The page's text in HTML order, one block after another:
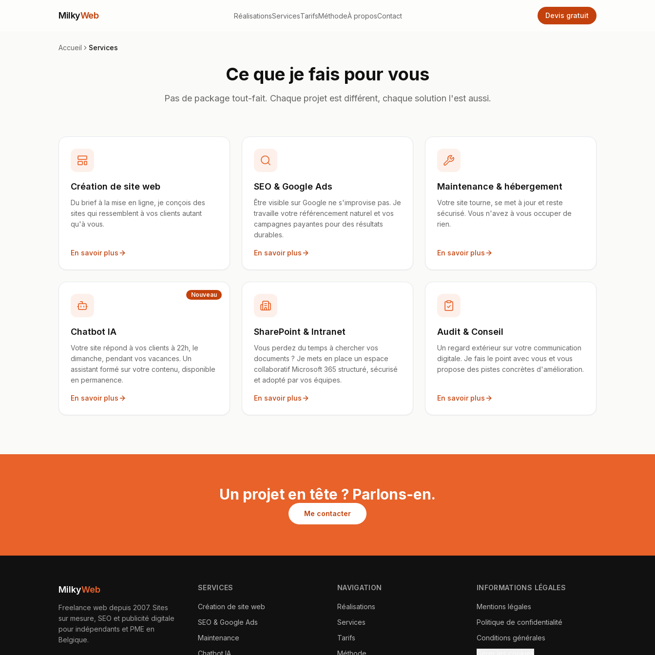
MilkyWeb RéalisationsServicesTarifsMéthodeÀ proposContact Devis gratuit
Accueil Services
Ce que je fais pour vous
Pas de package tout-fait. Chaque projet est différent, chaque solution l'est aussi.
Création de site web
Du brief à la mise en ligne, je conçois des
sites qui ressemblent à vos clients autant
qu'à vous.
En savoir plus
SEO & Google Ads
Être visible sur Google ne s'improvise pas. Je
travaille votre référencement naturel et vos
campagnes payantes pour des résultats
durables.
En savoir plus
Maintenance & hébergement
Votre site tourne, se met à jour et reste
sécurisé. Vous n'avez à vous occuper de
rien.
En savoir plus
Nouveau
Chatbot IA
Votre site répond à vos clients à 22h, le
dimanche, pendant vos vacances. Un
assistant formé sur votre contenu, disponible
en permanence.
En savoir plus
SharePoint & Intranet
Vous perdez du temps à chercher vos
documents ? Je mets en place un espace
collaboratif Microsoft 365 structuré, sécurisé
et adopté par vos équipes.
En savoir plus
Audit & Conseil
Un regard extérieur sur votre communication
digitale. Je fais le point avec vous et vous
propose des pistes concrètes d'amélioration.
En savoir plus
Un projet en tête ? Parlons-en.
Me contacter
MilkyWeb
Freelance web depuis 2007. Sites
sur mesure, SEO et publicité digitale
pour indépendants et PME en
Belgique.
SERVICES
Création de site web
SEO & Google Ads
Maintenance
Chatbot IA
NAVIGATION
Réalisations
Services
Tarifs
Méthode
INFORMATIONS LÉGALES
Mentions légales
Politique de confidentialité
Conditions générales